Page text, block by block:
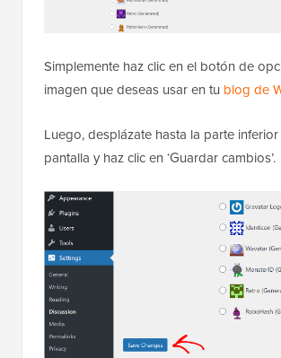
Simplemente haz clic en el botón de
imagen que deseas usar en tu blog de
Luego, desplázate hasta la parte
pantalla y haz clic en ‘Guardar cambios’.